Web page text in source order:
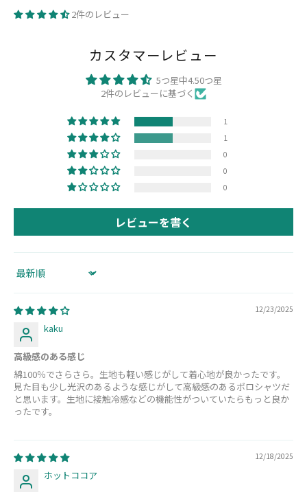
2件のレビュー
カスタマーレビュー
5つ星中4.50つ星
2件のレビューに基づく
1
1
0
0
0
レビューを書く
Sort by
12/23/2025
kaku
高級感のある感じ
綿100％でさらさら。生地も軽い感じがして着心地が良かったです。
見た目も少し光沢のあるような感じがして高級感のあるポロシャツだ
と思います。生地に接触冷感などの機能性がついていたらもっと良か
ったです。
12/18/2025
ホットココア